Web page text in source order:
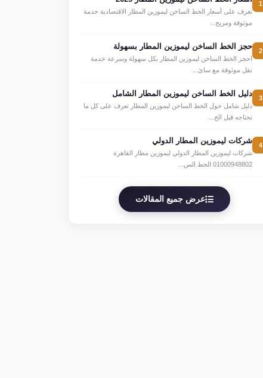
1
تعرف على أسعار الخط الساخن ليموزين المطار الاقتصادية خدمة
موثوقة ومريح...
2 حجز الخط الساخن ليموزين المطار بسهولة
احجز الخط الساخن ليموزين المطار بكل سهولة وسرعة خدمة
نقل موثوقة مع سائ...
3 دليل الخط الساخن ليموزين المطار الشامل
دليل شامل حول الخط الساخن ليموزين المطار تعرف على كل ما
تحتاجه قبل الح...
4 شركات ليموزين المطار الدولي
شركات ليموزين المطار الدولي ليموزين مطار القاهرة
01000948802 الخط الس...
عرض جميع المقالات